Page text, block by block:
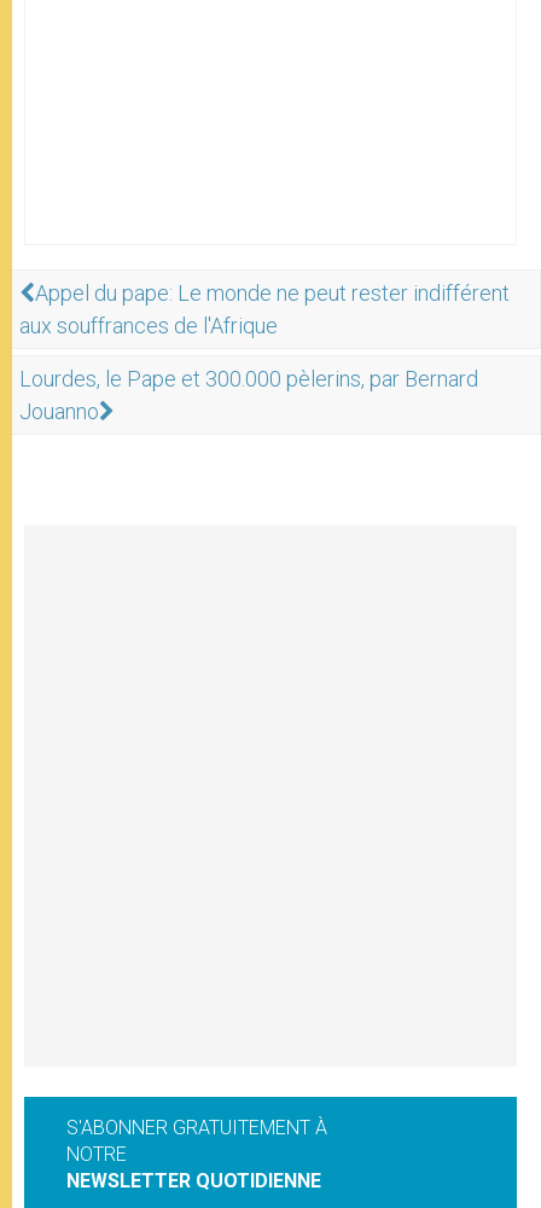
Appel du pape: Le monde ne peut rester indifférent
aux souffrances de l'Afrique
Lourdes, le Pape et 300.000 pèlerins, par Bernard
Jouanno
S'ABONNER GRATUITEMENT À
NOTRE
NEWSLETTER QUOTIDIENNE